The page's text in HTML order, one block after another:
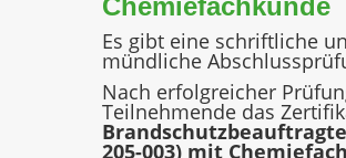
Chemiefachkunde
Es gibt eine schriftliche
mündliche
Nach erfolgreicher
Teilnehmende das
205-003) mit